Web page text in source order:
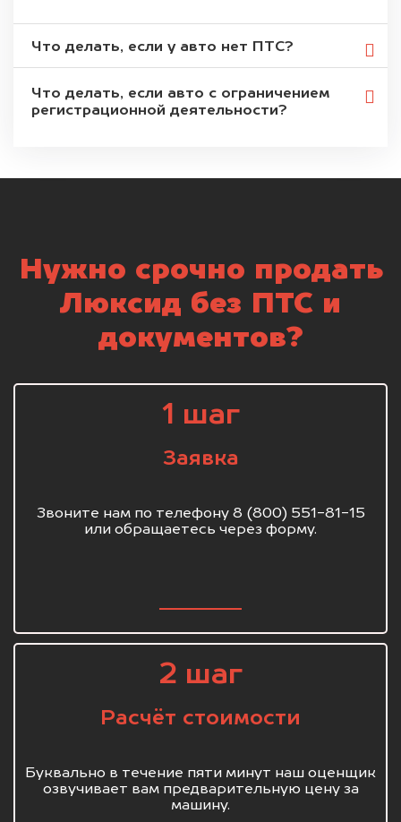
Что делать, если у авто нет ПТС?
Что делать, если авто с ограничением
регистрационной деятельности?
Нужно срочно продать
Люксид без ПТС и
документов?
1 шаг
Заявка
Звоните нам по телефону 8 (800) 551-81-15
или обращаетесь через форму.
2 шаг
Расчёт стоимости
Буквально в течение пяти минут наш оценщик
озвучивает вам предварительную цену за
машину.